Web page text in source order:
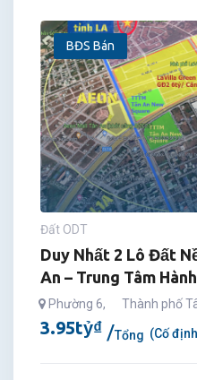
BĐS Bán
Đất ODT
Duy Nhất 2 Lô Đất
An – Trung Tâm
Phường 6, Thành phố
3.95tỷ₫ Tổng (Cố